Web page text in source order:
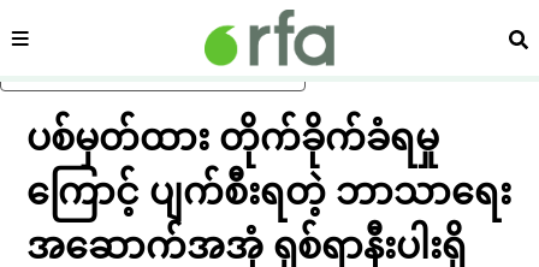
ပင်မအကြောင်းအရာသို့ ကျော်ရန်
ကဏ္ဍ ရှာ
ပစ်မှတ်ထား တိုက်ခိုက်ခံရမှု
ကြောင့် ပျက်စီးရတဲ့ ဘာသာရေး
အဆောက်အအုံ ရှစ်ရာနီးပါးရှိ